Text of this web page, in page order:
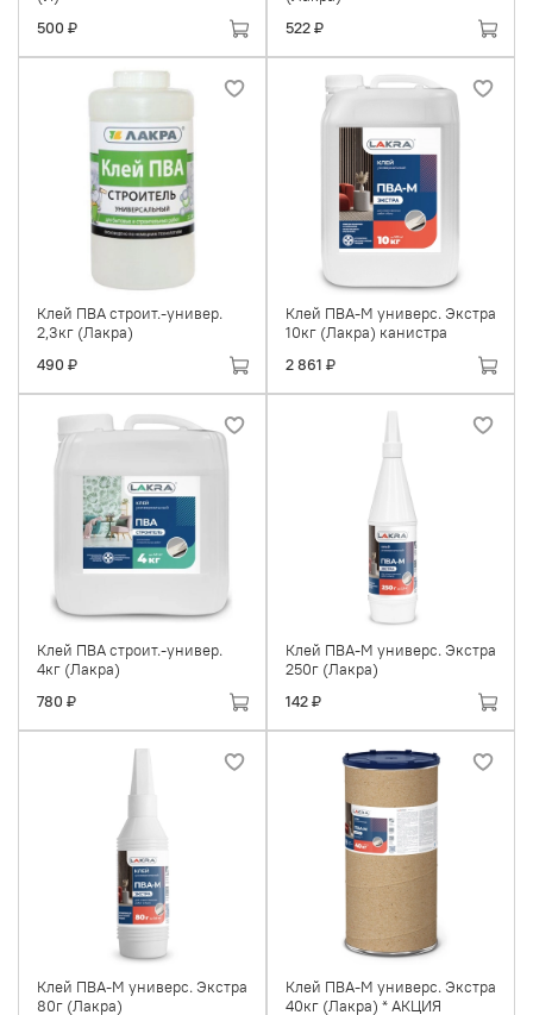
500 ₽
522 ₽
Клей ПВА строит.-универ.
2,3кг (Лакра)
490 ₽
Клей ПВА-М универс. Экстра
10кг (Лакра) канистра
2 861 ₽
Клей ПВА строит.-универ.
4кг (Лакра)
780 ₽
Клей ПВА-М универс. Экстра
250г (Лакра)
142 ₽
Клей ПВА-М универс. Экстра
80г (Лакра)
Клей ПВА-М универс. Экстра
40кг (Лакра) * АКЦИЯ